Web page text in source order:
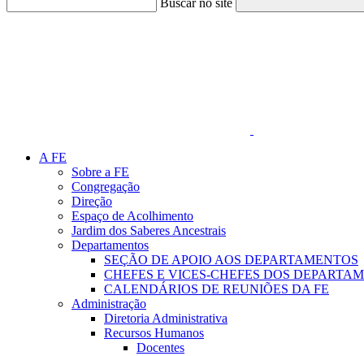
Buscar no site
A FE
Sobre a FE
Congregação
Direção
Espaço de Acolhimento
Jardim dos Saberes Ancestrais
Departamentos
SEÇÃO DE APOIO AOS DEPARTAMENTOS
CHEFES E VICES-CHEFES DOS
CALENDÁRIOS DE REUNIÕES DA FE
Administração
Diretoria Administrativa
Recursos Humanos
Docentes